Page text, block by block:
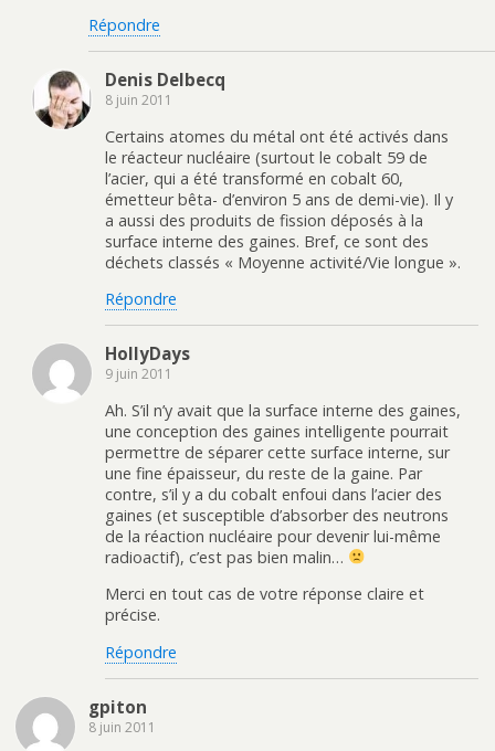
Répondre
Denis Delbecq
8 juin 2011
Certains atomes du métal ont été activés dans
le réacteur nucléaire (surtout le cobalt 59 de
l’acier, qui a été transformé en cobalt 60,
émetteur bêta- d’environ 5 ans de demi-vie). Il y
a aussi des produits de fission déposés à la
surface interne des gaines. Bref, ce sont des
déchets classés « Moyenne activité/Vie longue ».
Répondre
HollyDays
9 juin 2011
Ah. S’il n’y avait que la surface interne des gaines,
une conception des gaines intelligente pourrait
permettre de séparer cette surface interne, sur
une fine épaisseur, du reste de la gaine. Par
contre, s’il y a du cobalt enfoui dans l’acier des
gaines (et susceptible d’absorber des neutrons
de la réaction nucléaire pour devenir lui-même
radioactif), c’est pas bien malin…
Merci en tout cas de votre réponse claire et
précise.
Répondre
gpiton
8 juin 2011